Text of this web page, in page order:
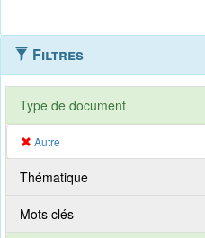
Filtres
Type de document
Autre
Thématique
Mots clés